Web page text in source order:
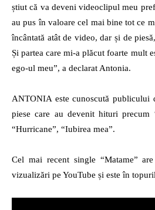
știut că va deveni videoclipul meu
au pus în valoare cel mai bine tot ce
încântată atât de video, dar și de
Și partea care mi-a plăcut foarte mult
ego-ul meu”, a declarat Antonia.
ANTONIA este cunoscută publicului
piese care au devenit hituri precum
“Hurricane”, “Iubirea mea”.
Cel mai recent single “Matame”
vizualizări pe YouTube și este în